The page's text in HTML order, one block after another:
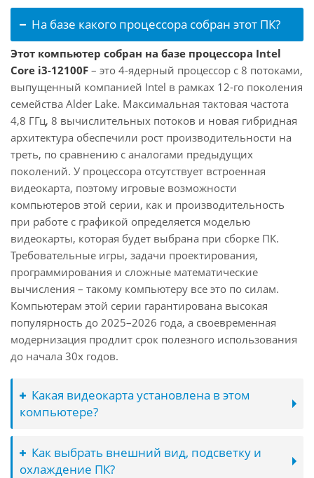
На базе какого процессора собран этот ПК?
Этот компьютер собран на базе процессора Intel
Core i3-12100F – это 4-ядерный процессор с 8 потоками,
выпущенный компанией Intel в рамках 12-го поколения
семейства Alder Lake. Максимальная тактовая частота
4,8 ГГц, 8 вычислительных потоков и новая гибридная
архитектура обеспечили рост производительности на
треть, по сравнению с аналогами предыдущих
поколений. У процессора отсутствует встроенная
видеокарта, поэтому игровые возможности
компьютеров этой серии, как и производительность
при работе с графикой определяется моделью
видеокарты, которая будет выбрана при сборке ПК.
Требовательные игры, задачи проектирования,
программирования и сложные математические
вычисления – такому компьютеру все это по силам.
Компьютерам этой серии гарантирована высокая
популярность до 2025–2026 года, а своевременная
модернизация продлит срок полезного использования
до начала 30х годов.
Какая видеокарта установлена в этом
компьютере?
Как выбрать внешний вид, подсветку и
охлаждение ПК?